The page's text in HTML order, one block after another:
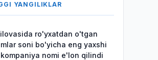
YANGILIKLAR
ro'yxatdan o'tgan
soni bo'yicha eng yaxshi
nomi e'lon qilindi